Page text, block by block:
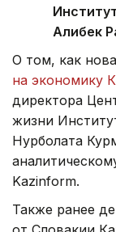
Алибек
О том, как
на экономику
директора
жизни
Нурболата
Kazinform.
Также ранее